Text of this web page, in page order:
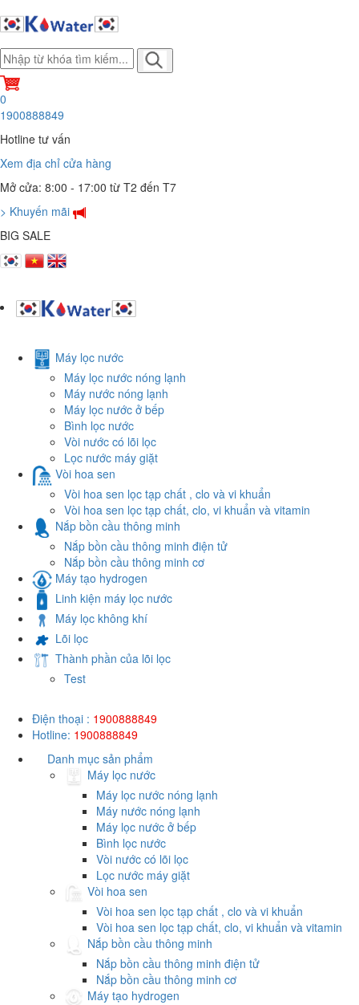
0
1900888849
Hotline tư vấn
Xem địa chỉ cửa hàng
Mở cửa: 8:00 - 17:00 từ T2 đến T7
> Khuyến mãi
BIG SALE
Máy lọc nước
Máy lọc nước nóng lạnh
Máy nước nóng lạnh
Máy lọc nước ở bếp
Bình lọc nước
Vòi nước có lõi lọc
Lọc nước máy giặt
Vòi hoa sen
Vòi hoa sen lọc tạp chất , clo và vi khuẩn
Vòi hoa sen lọc tạp chất, clo, vi khuẩn và vitamin
Nắp bồn cầu thông minh
Nắp bồn cầu thông minh điện tử
Nắp bồn cầu thông minh cơ
Máy tạo hydrogen
Linh kiện máy lọc nước
Máy lọc không khí
Lõi lọc
Thành phần của lõi lọc
Test
Điện thoại : 1900888849
Hotline: 1900888849
Danh mục sản phẩm
Máy lọc nước
Máy lọc nước nóng lạnh
Máy nước nóng lạnh
Máy lọc nước ở bếp
Bình lọc nước
Vòi nước có lõi lọc
Lọc nước máy giặt
Vòi hoa sen
Vòi hoa sen lọc tạp chất , clo và vi khuẩn
Vòi hoa sen lọc tạp chất, clo, vi khuẩn và vitamin
Nắp bồn cầu thông minh
Nắp bồn cầu thông minh điện tử
Nắp bồn cầu thông minh cơ
Máy tạo hydrogen